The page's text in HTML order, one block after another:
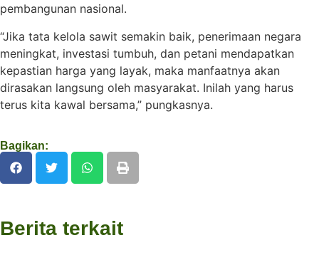
pembangunan nasional.
“Jika tata kelola sawit semakin baik, penerimaan negara
meningkat, investasi tumbuh, dan petani mendapatkan
kepastian harga yang layak, maka manfaatnya akan
dirasakan langsung oleh masyarakat. Inilah yang harus
terus kita kawal bersama,” pungkasnya.
Bagikan:
Berita terkait